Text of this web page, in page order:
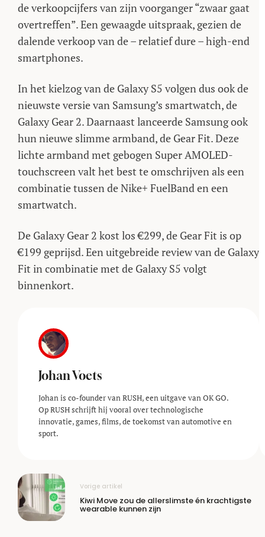
de verkoopcijfers van zijn voorganger “zwaar gaat
overtreffen”. Een gewaagde uitspraak, gezien de
dalende verkoop van de – relatief dure – high-end
smartphones.
In het kielzog van de Galaxy S5 volgen dus ook de
nieuwste versie van Samsung’s smartwatch, de
Galaxy Gear 2. Daarnaast lanceerde Samsung ook
hun nieuwe slimme armband, de Gear Fit. Deze
lichte armband met gebogen Super AMOLED-
touchscreen valt het best te omschrijven als een
combinatie tussen de Nike+ FuelBand en een
smartwatch.
De Galaxy Gear 2 kost los €299, de Gear Fit is op
€199 geprijsd. Een uitgebreide review van de Galaxy
Fit in combinatie met de Galaxy S5 volgt
binnenkort.
Johan Voets
Johan is co-founder van RUSH, een uitgave van OK GO.
Op RUSH schrijft hij vooral over technologische
innovatie, games, films, de toekomst van automotive en
sport.
Vorige artikel
Kiwi Move zou de allerslimste én krachtigste
wearable kunnen zijn